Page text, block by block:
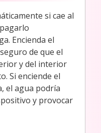
si cae al
Encienda el
de que el
y del interior
Si enciende el
el agua podría
y provocar